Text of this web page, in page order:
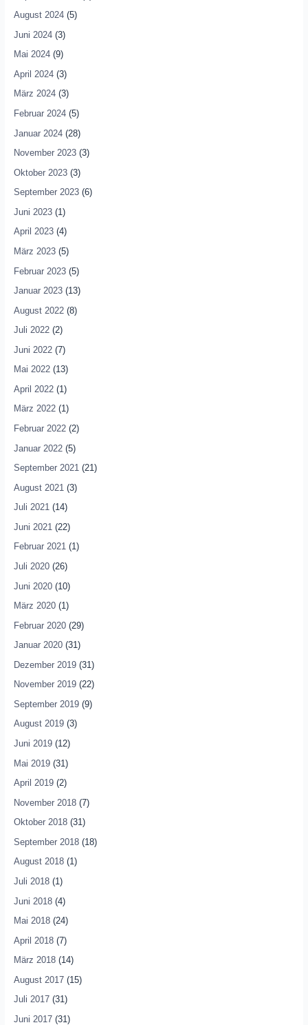
August 2024(5)
Juni 2024(3)
Mai 2024(9)
April 2024(3)
März 2024(3)
Februar 2024(5)
Januar 2024(28)
November 2023(3)
Oktober 2023(3)
September 2023(6)
Juni 2023(1)
April 2023(4)
März 2023(5)
Februar 2023(5)
Januar 2023(13)
August 2022(8)
Juli 2022(2)
Juni 2022(7)
Mai 2022(13)
April 2022(1)
März 2022(1)
Februar 2022(2)
Januar 2022(5)
September 2021(21)
August 2021 (3)
Juli 2021(14)
Juni 2021 (22)
Februar 2021(1)
Juli 2020(26)
Juni 2020(10)
März 2020(1)
Februar 2020(29)
Januar 2020(31)
Dezember 2019(31)
November 2019(22)
September 2019(9)
August 2019(3)
Juni 2019(12)
Mai 2019(31)
April 2019(2)
November 2018(7)
Oktober 2018(31)
September 2018(18)
August 2018(1)
Juli 2018(1)
Juni 2018(4)
Mai 2018(24)
April 2018(7)
März 2018(14)
August 2017(15)
Juli 2017(31)
Juni 2017(31)